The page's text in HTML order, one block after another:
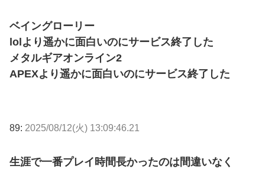
ベイングローリー
lolより遥かに面白いのにサービス終了した
メタルギアオンライン2
APEXより遥かに面白いのにサービス終了した
89: 2025/08/12(火) 13:09:46.21
生涯で一番プレイ時間長かったのは間違いなく